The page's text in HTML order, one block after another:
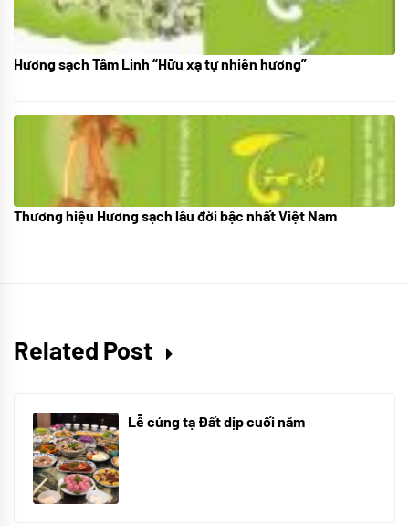
28/10/2025
Hương sạch Tâm Linh “Hữu xạ tự nhiên hương”
18/10/2025
Thương hiệu Hương sạch lâu đời bậc nhất Việt Nam
Related Post
Lễ cúng tạ Đất dịp cuối năm